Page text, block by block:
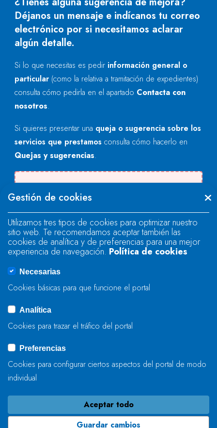
Déjanos un mensaje e indícanos tu correo
electrónico por si necesitamos aclarar
algún detalle.
Si lo que necesitas es pedir información general o
particular (como la relativa a tramitación de expedientes)
consulta cómo pedirla en el apartado Contacta con
nosotros.
Si quieres presentar una queja o sugerencia sobre los
servicios que prestamos consulta cómo hacerlo en
Quejas y sugerencias.
"text".
Se produjo un error al cargar el campo
"text".
Se produjo un error al cargar el campo
ENVIAR
Gestión de cookies
Utilizamos tres tipos de cookies para optimizar nuestro
sitio web. Te recomendamos aceptar también las
cookies de analítica y de preferencias para una mejor
experiencia de navegación. Política de cookies
Necesarias
Cookies básicas para que funcione el portal
Analítica
Cookies para trazar el tráfico del portal
Preferencias
Cookies para configurar ciertos aspectos del portal de modo
individual
Aceptar todo
Guardar cambios